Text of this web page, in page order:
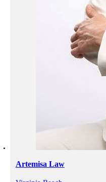
Artemisa Law